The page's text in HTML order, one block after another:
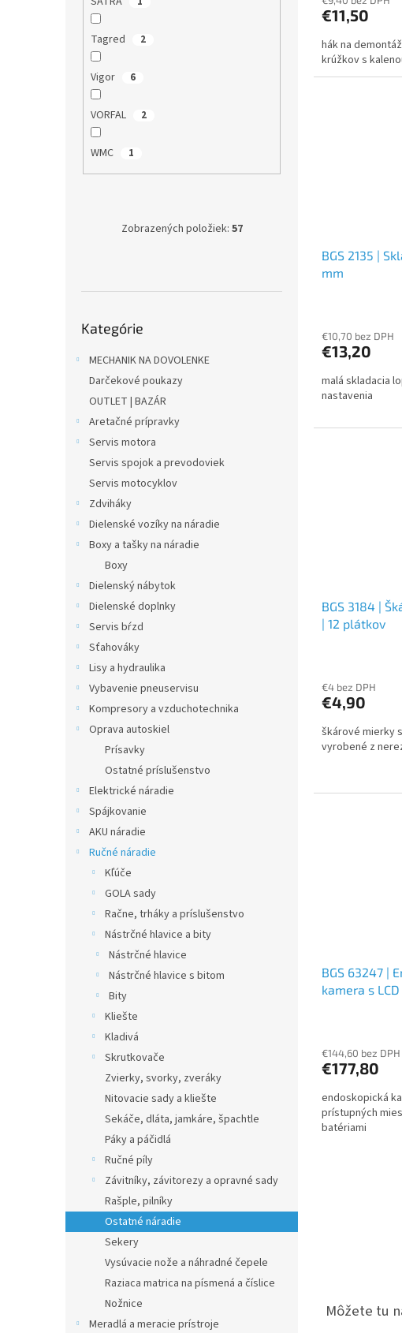
Tagred 2
Vigor 6
VORFAL 2
WMC 1
Zobrazených položiek: 57
kategórie
Kategórie
MECHANIK NA DOVOLENKE
Darčekové poukazy
OUTLET | BAZÁR
Aretačné prípravky
Servis motora
Servis spojok a prevodoviek
Servis motocyklov
Zdviháky
Dielenské vozíky na náradie
Boxy a tašky na náradie
Boxy
Dielenský nábytok
Dielenské doplnky
Servis bŕzd
Sťahováky
Lisy a hydraulika
Vybavenie pneuservisu
Kompresory a vzduchotechnika
Oprava autoskiel
Prísavky
Ostatné príslušenstvo
Elektrické náradie
Spájkovanie
AKU náradie
Ručné náradie
Kľúče
GOLA sady
Račne, trháky a príslušenstvo
Nástrčné hlavice a bity
Nástrčné hlavice
Nástrčné hlavice s bitom
Bity
Kliešte
Kladivá
Skrutkovače
Zvierky, svorky, zveráky
Nitovacie sady a kliešte
Sekáče, dláta, jamkáre, špachtle
Páky a páčidlá
Ručné píly
Závitníky, závitorezy a opravné sady
Rašple, pilníky
Ostatné náradie
Sekery
Vysúvacie nože a náhradné čepele
Raziaca matrica na písmená a číslice
Nožnice
Meradlá a meracie prístroje
€11,50
hák na
krúžkov s
BGS 2135 |
mm
€10,70 bez DPH
€13,20
malá skladacia
nastavenia
BGS 3184 |
| 12 plátkov
€4 bez DPH
€4,90
škárové mierky
vyrobené z
BGS 63247 |
kamera s
€144,60 bez DPH
€177,80
endoskopická
prístupných
batériami
Môžete tu